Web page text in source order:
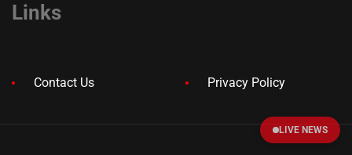
Links
Contact Us Privacy Policy
LIVE NEWS